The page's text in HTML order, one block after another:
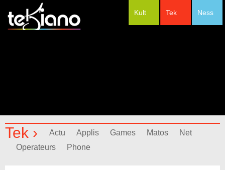
Ness
Tek
Kult
Tek › Actu Applis Games Matos
Net
Operateurs
Phone